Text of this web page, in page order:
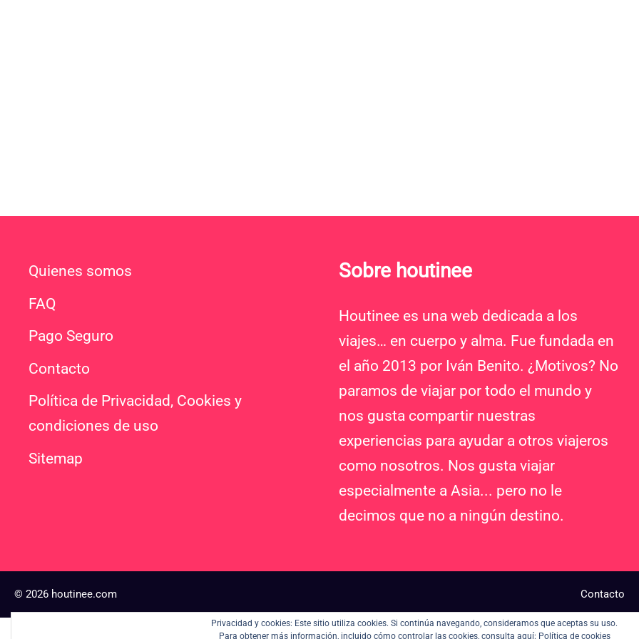
Quienes somos
FAQ
Pago Seguro
Contacto
Política de Privacidad, Cookies y
condiciones de uso
Sitemap
Sobre houtinee
Houtinee es una web dedicada a los
viajes… en cuerpo y alma. Fue fundada en
el año 2013 por Iván Benito. ¿Motivos? No
paramos de viajar por todo el mundo y
nos gusta compartir nuestras
experiencias para ayudar a otros viajeros
como nosotros. Nos gusta viajar
especialmente a Asia... pero no le
decimos que no a ningún destino.
Privacidad y cookies: Este sitio utiliza cookies. Si continúa navegando, consideramos que aceptas su uso.
Para obtener más información, incluido cómo controlar las cookies, consulta aquí: Política de cookies
Contacto
© 2026 houtinee.com